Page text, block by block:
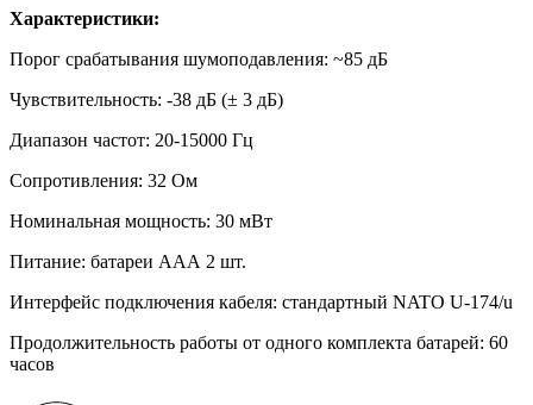
Характеристики:
Порог срабатывания шумоподавления: ~85 дБ
Чувствительность: -38 дБ (± 3 дБ)
Диапазон частот: 20-15000 Гц
Сопротивления: 32 Ом
Номинальная мощность: 30 мВт
Питание: батареи ААА 2 шт.
Интерфейс подключения кабеля: стандартный NATO U-174/u
Продолжительность работы от одного комплекта батарей: 60
часов